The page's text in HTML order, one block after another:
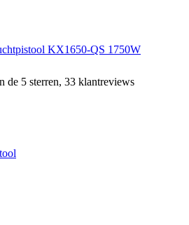
KX1650-QS 1750W
de 5 sterren, 33 klantreviews